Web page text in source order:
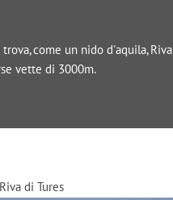
come un nido d'aquila, Riva
vette di 3000m.
di Tures